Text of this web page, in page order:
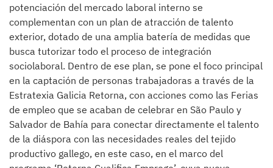
potenciación del mercado laboral interno se
complementan con un plan de atracción de talento
exterior, dotado de una amplia batería de medidas que
busca tutorizar todo el proceso de integración
sociolaboral. Dentro de ese plan, se pone el foco principal
en la captación de personas trabajadoras a través de la
Estratexia Galicia Retorna, con acciones como las Ferias
de empleo que se acaban de celebrar en São Paulo y
Salvador de Bahía para conectar directamente el talento
de la diáspora con las necesidades reales del tejido
productivo gallego, en este caso, en el marco del